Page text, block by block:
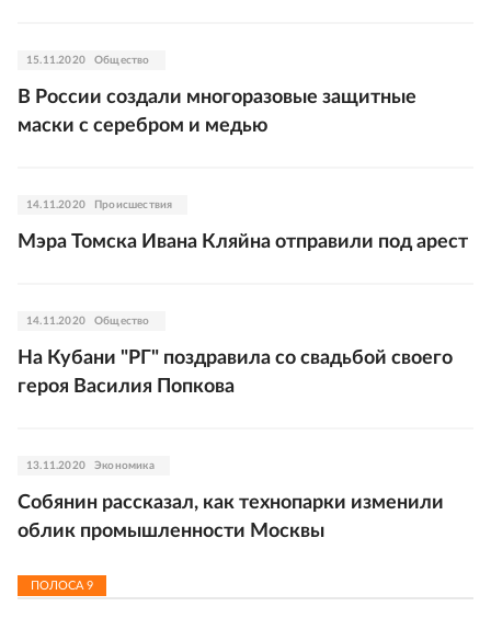
15.11.2020 Общество
В России создали многоразовые защитные
маски с серебром и медью
14.11.2020 Происшествия
Мэра Томска Ивана Кляйна отправили под арест
14.11.2020 Общество
На Кубани "РГ" поздравила со свадьбой своего
героя Василия Попкова
13.11.2020 Экономика
Собянин рассказал, как технопарки изменили
облик промышленности Москвы
ПОЛОСА 9